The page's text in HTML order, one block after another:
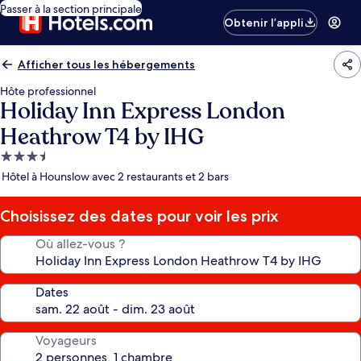
Passer à la section principale
Obtenir l’appli
Afficher tous les hébergements
Hôte professionnel
Holiday Inn Express London
Heathrow T4 by IHG
Hébergement
3.5 étoiles
Hôtel à Hounslow avec 2 restaurants et 2 bars
Choisissez des dates pour voir les prix
Où allez-vous ?
Dates
Voyageurs